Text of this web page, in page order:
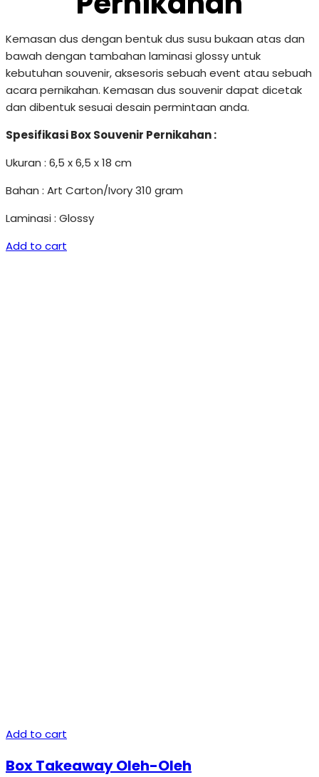
Kemasan dus dengan bentuk dus susu bukaan atas dan
bawah dengan tambahan laminasi glossy untuk
kebutuhan souvenir, aksesoris sebuah event atau sebuah
acara pernikahan. Kemasan dus souvenir dapat dicetak
dan dibentuk sesuai desain permintaan anda.
Spesifikasi Box Souvenir Pernikahan :
Ukuran : 6,5 x 6,5 x 18 cm
Bahan : Art Carton/Ivory 310 gram
Laminasi : Glossy
Add to cart
Add to cart
Box Takeaway Oleh-Oleh